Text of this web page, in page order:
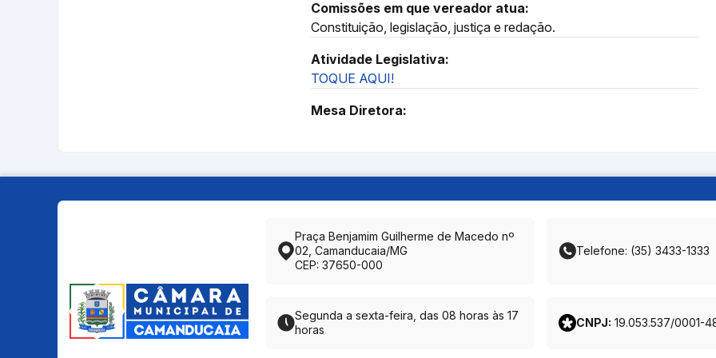
Comissões em que vereador atua:
Constituição, legislação, justiça e redação.
Atividade Legislativa:
TOQUE AQUI!
Mesa Diretora:
Praça Benjamim Guilherme de Macedo nº
02, Camanducaia/MG
CEP: 37650-000
Telefone: (35) 3433-1333
Segunda a sexta-feira, das 08 horas às 17
horas
CNPJ: 19.053.537/0001-